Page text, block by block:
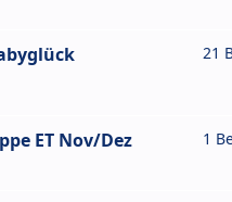
21
ET Nov/Dez
1